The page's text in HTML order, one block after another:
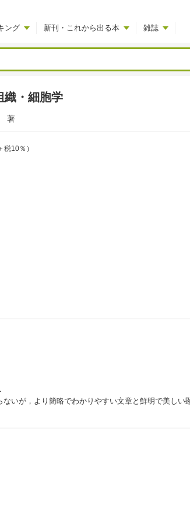
ング 新刊・これから出る本 雑誌
織・細胞学
著
税10％）
いが，より簡略でわかりやすい文章と鮮明で美しい